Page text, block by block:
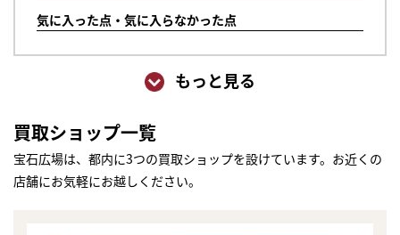
気に入った点・気に入らなかった点
もっと見る
買取ショップ一覧
宝石広場は、都内に3つの買取ショップを設けています。お近くの
店舗にお気軽にお越しください。